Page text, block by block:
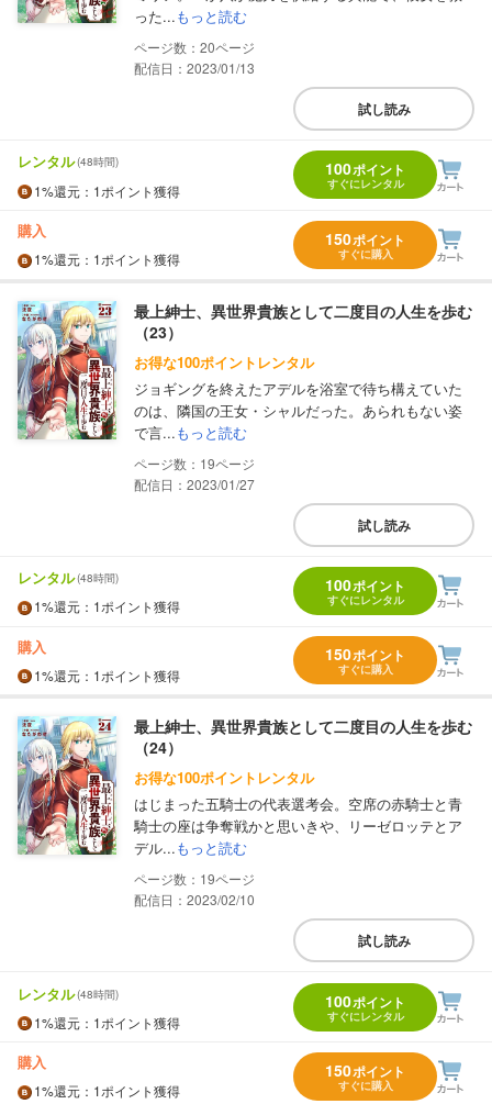
った...もっと読む
20
配信日：2023/01/13
試し読み
レンタル(48時間)
1%還元 ：1ポイント獲得
100ポイント
すぐにレンタル
購入
1%還元 ：1ポイント獲得
150ポイント
すぐに購入
最上紳士、異世界貴族として二度目の人生を歩む
（23）
お得な100ポイントレンタル
ジョギングを終えたアデルを浴室で待ち構えていた
のは、隣国の王女・シャルだった。あられもない姿
で言...もっと読む
19
配信日：2023/01/27
試し読み
レンタル(48時間)
1%還元 ：1ポイント獲得
100ポイント
すぐにレンタル
購入
1%還元 ：1ポイント獲得
150ポイント
すぐに購入
最上紳士、異世界貴族として二度目の人生を歩む
（24）
お得な100ポイントレンタル
はじまった五騎士の代表選考会。空席の赤騎士と青
騎士の座は争奪戦かと思いきや、リーゼロッテとア
デル...もっと読む
19
配信日：2023/02/10
試し読み
レンタル(48時間)
1%還元 ：1ポイント獲得
100ポイント
すぐにレンタル
購入
1%還元 ：1ポイント獲得
150ポイント
すぐに購入